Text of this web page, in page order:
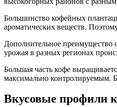
Большинство кофейных
ароматических веществ.
Дополнительное преимущество
урожая в разных регионах
Большая часть кофе
максимально контролируемым.
Вкусовые профили